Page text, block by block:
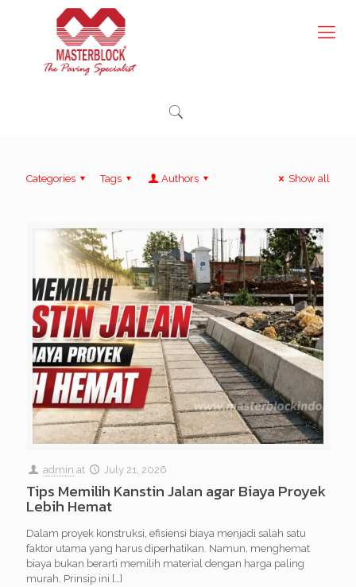
Categories Tags Authors Show all
admin at July 21, 2026
Tips Memilih Kanstin Jalan agar Biaya Proyek
Lebih Hemat
Dalam proyek konstruksi, efisiensi biaya menjadi salah satu
faktor utama yang harus diperhatikan. Namun, menghemat
biaya bukan berarti memilih material dengan harga paling
murah. Prinsip ini […]